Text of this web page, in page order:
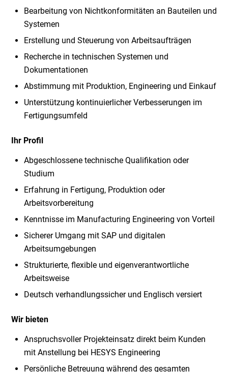
Bearbeitung von Nichtkonformitäten an Bauteilen und
Systemen
Erstellung und Steuerung von Arbeitsaufträgen
Recherche in technischen Systemen und
Dokumentationen
Abstimmung mit Produktion, Engineering und Einkauf
Unterstützung kontinuierlicher Verbesserungen im
Fertigungsumfeld
Ihr Profil
Abgeschlossene technische Qualifikation oder
Studium
Erfahrung in Fertigung, Produktion oder
Arbeitsvorbereitung
Kenntnisse im Manufacturing Engineering von Vorteil
Sicherer Umgang mit SAP und digitalen
Arbeitsumgebungen
Strukturierte, flexible und eigenverantwortliche
Arbeitsweise
Deutsch verhandlungssicher und Englisch versiert
Wir bieten
Anspruchsvoller Projekteinsatz direkt beim Kunden
mit Anstellung bei HESYS Engineering
Persönliche Betreuung während des gesamten